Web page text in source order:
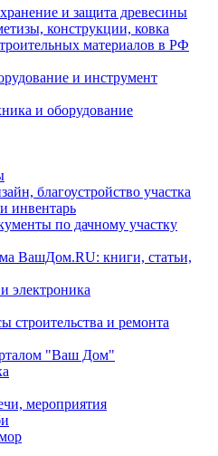
и защита древесины
конструкции, ковка
материалов в РФ
и инструмент
и оборудование
благоустройство участка
инвентарь
по дачному участку
ВашДом.RU: книги, статьи,
электроника
строительства и ремонта
"Ваш Дом"
мероприятия